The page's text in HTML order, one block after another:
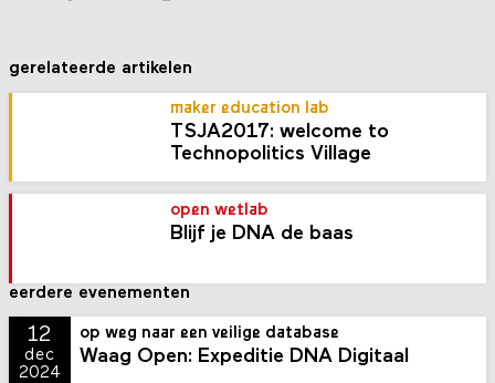
gerelateerde artikelen
maker education lab
TSJA2017: welcome to
Technopolitics Village
open wetlab
Blijf je DNA de baas
eerdere evenementen
12
dec
2024
op weg naar een veilige database
Waag Open: Expeditie DNA Digitaal